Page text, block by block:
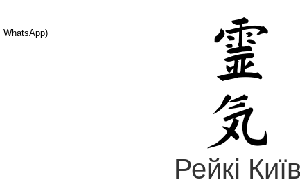
WhatsApp)
Рейкі Київ